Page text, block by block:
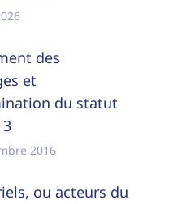
des
et
du statut
3
2016
ou acteurs du